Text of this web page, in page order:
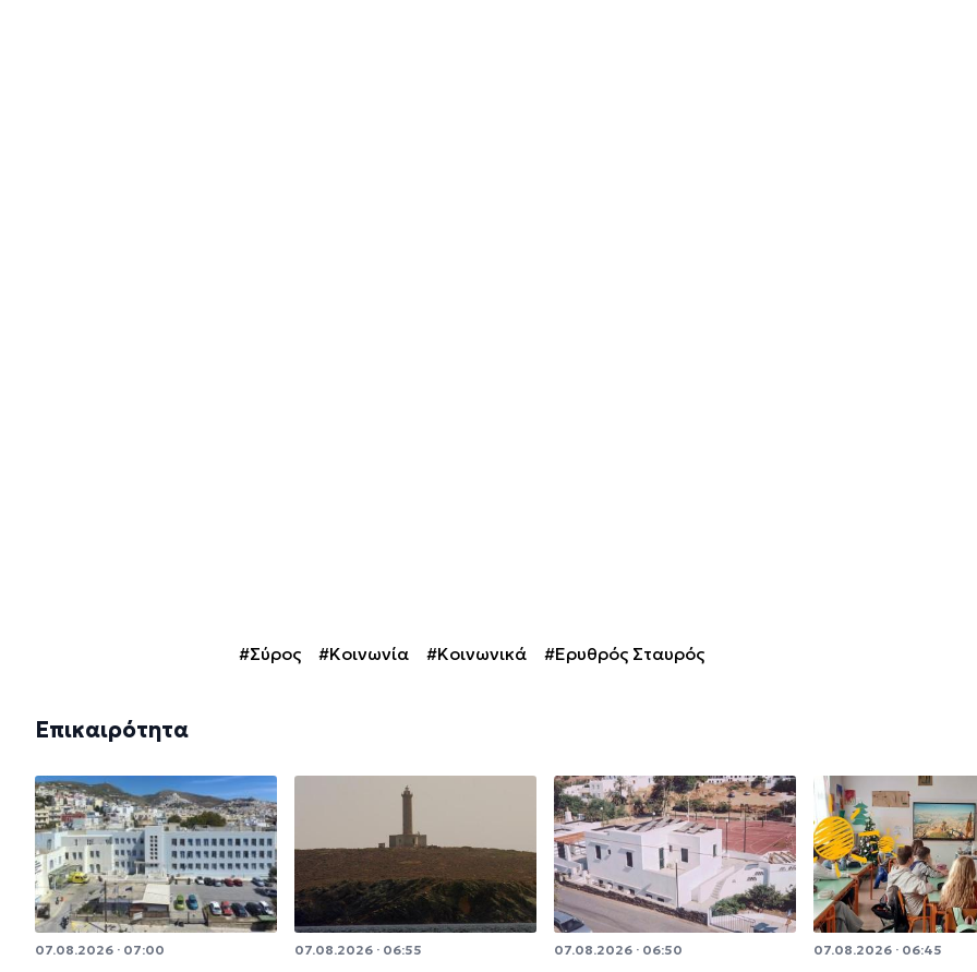
#Σύρος #Κοινωνία #Κοινωνικά #Ερυθρός Σταυρός
Επικαιρότητα
07.08.2026 · 07:00 07.08.2026 · 06:55 07.08.2026 · 06:50 07.08.2026 · 06:45